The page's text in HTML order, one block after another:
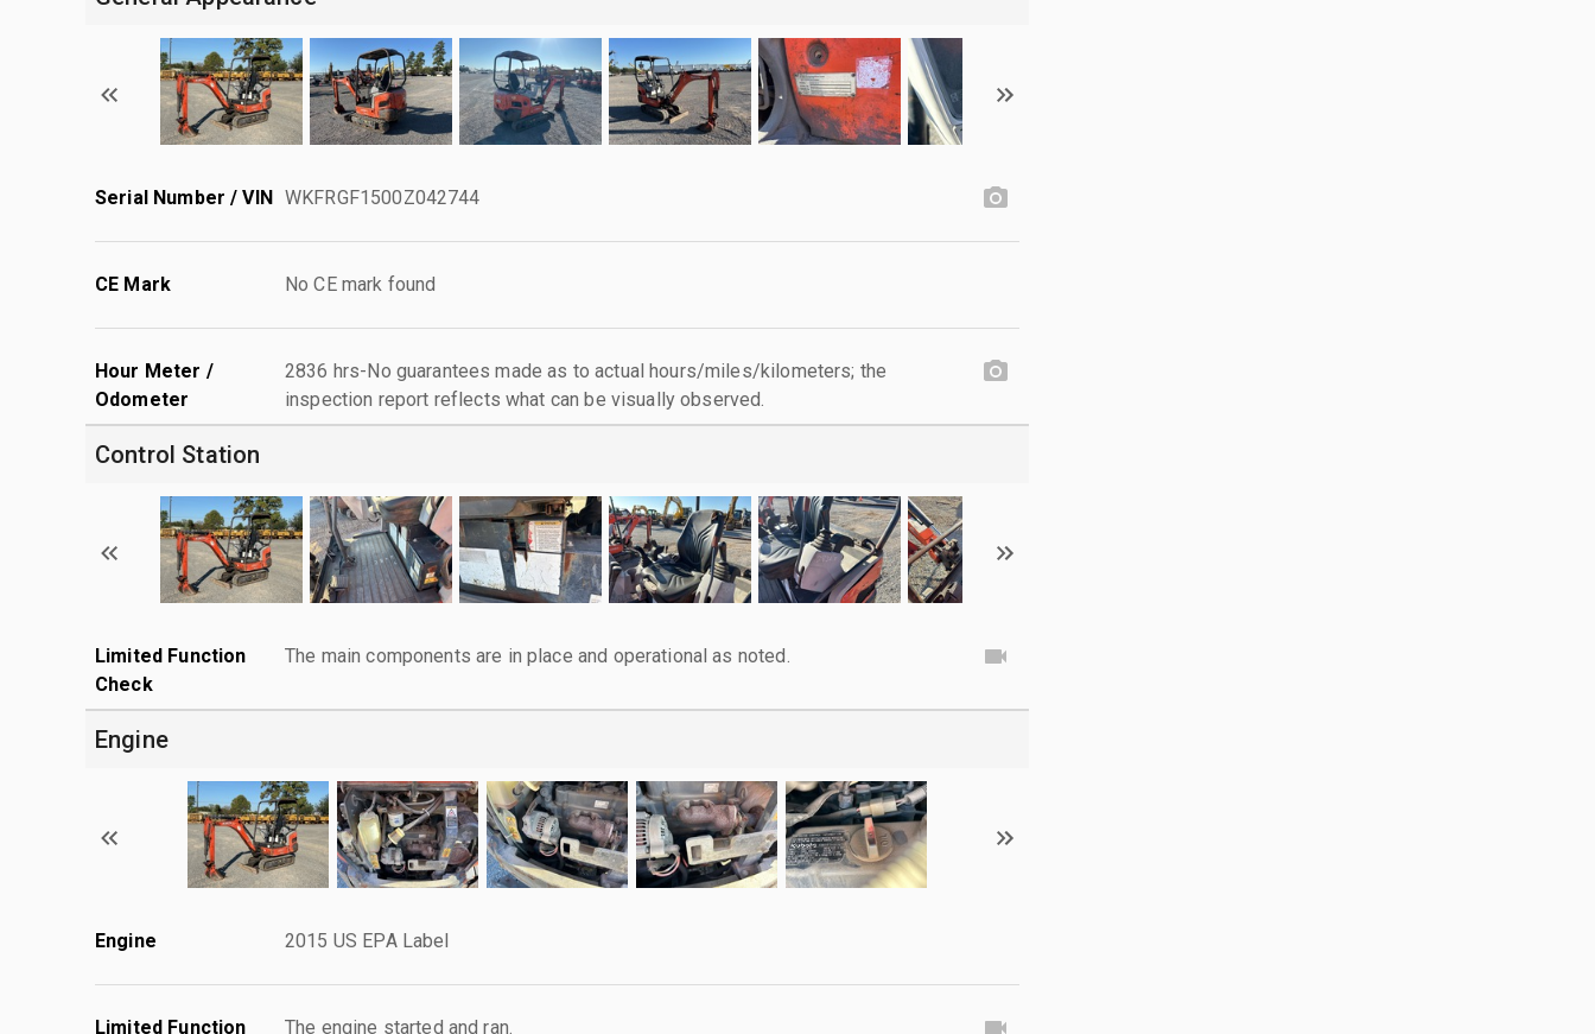
Serial Number / VIN WKFRGF1500Z042744
CE Mark No CE mark found
Hour Meter /
Odometer
2836 hrs-No guarantees made as to actual hours/miles/kilometers; the
inspection report reflects what can be visually observed.
Control Station
Limited Function
Check
The main components are in place and operational as noted.
Engine
Engine 2015 US EPA Label
Limited Function The engine started and ran.